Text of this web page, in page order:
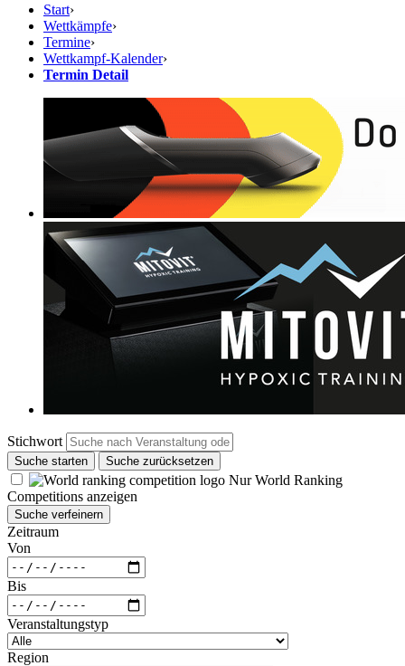
Start›
Wettkämpfe›
Termine›
Wettkampf-Kalender›
Termin Detail
Stichwort
Suche starten Suche zurücksetzen
Nur World Ranking
Competitions anzeigen
Suche verfeinern
Zeitraum
Von
Bis
Veranstaltungstyp
Region